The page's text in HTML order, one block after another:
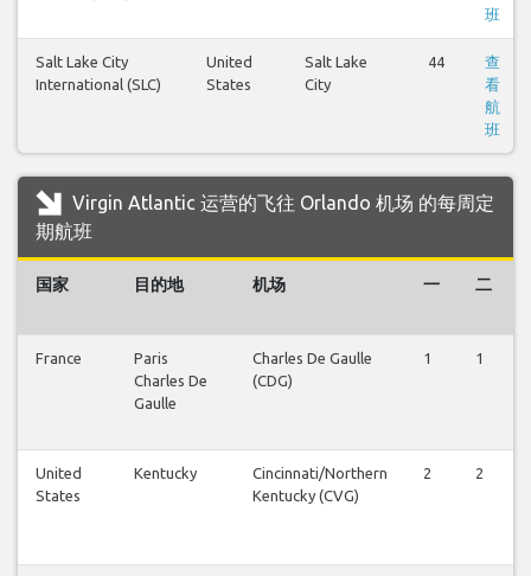
班
Salt Lake City
International (SLC)
United
States
Salt Lake
City
44
查
看
航
班
Virgin Atlantic 运营的飞往 Orlando 机场 的每周定
期航班
国家 目的地 机场 一 二
France
Paris
Charles De
Gaulle
Charles De Gaulle
(CDG)
1 1
United
States
Kentucky
Cincinnati/Northern
Kentucky (CVG)
2 2